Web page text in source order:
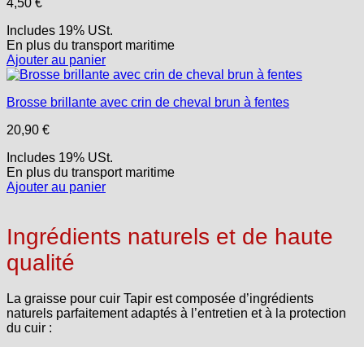
Includes 19% USt.
En plus du transportmaritime
Ajouter au panier
Brosse brillante avec crin de cheval brun à fentes
20,90 €
Includes 19% USt.
En plus du transportmaritime
Ajouter au panier
Ingrédients naturels et de haute
qualité
La graisse pour cuir Tapir est composée d’ingrédients
naturels parfaitement adaptés à l’entretien et à la protection
du cuir :